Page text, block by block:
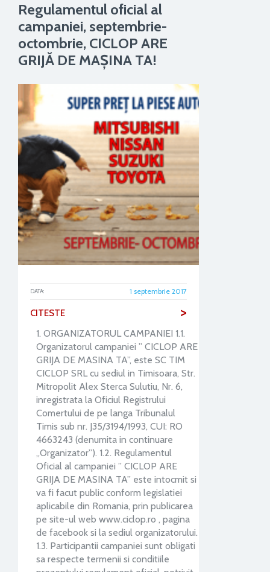
Regulamentul oficial al
campaniei, septembrie-
octombrie, CICLOP ARE
GRIJĂ DE MAŞINA TA!
DATA: 1 septembrie 2017
CITESTE >
1. ORGANIZATORUL CAMPANIEI 1.1.
Organizatorul campaniei ” CICLOP ARE
GRIJA DE MASINA TA”, este SC TIM
CICLOP SRL cu sediul in Timisoara, Str.
Mitropolit Alex Sterca Sulutiu, Nr. 6,
inregistrata la Oficiul Registrului
Comertului de pe langa Tribunalul
Timis sub nr. J35/3194/1993, CUI: RO
4663243 (denumita in continuare
„Organizator”). 1.2. Regulamentul
Oficial al campaniei ” CICLOP ARE
GRIJA DE MASINA TA” este intocmit si
va fi facut public conform legislatiei
aplicabile din Romania, prin publicarea
pe site-ul web www.ciclop.ro , pagina
de facebook si la sediul organizatorului.
1.3. Participantii campaniei sunt obligati
sa respecte termenii si conditiile